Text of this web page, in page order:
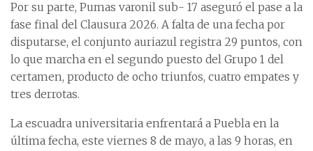
Por su parte, Pumas varonil sub- 17 aseguró el pase a la
fase final del Clausura 2026. A falta de una fecha por
disputarse, el conjunto auriazul registra 29 puntos, con
lo que marcha en el segundo puesto del Grupo 1 del
certamen, producto de ocho triunfos, cuatro empates y
tres derrotas.
La escuadra universitaria enfrentará a Puebla en la
última fecha, este viernes 8 de mayo, a las 9 horas, en